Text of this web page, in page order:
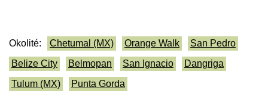
Okolité: Chetumal (MX) Orange Walk
San Pedro
Belize City
Belmopan San Ignacio
Dangriga
Tulum (MX)
Punta Gorda